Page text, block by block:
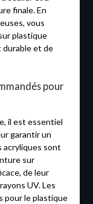
finale. En
vous
plastique
et de
pour
il est essentiel
garantir un
acryliques sont
sur
de leur
UV. Les
pour le plastique